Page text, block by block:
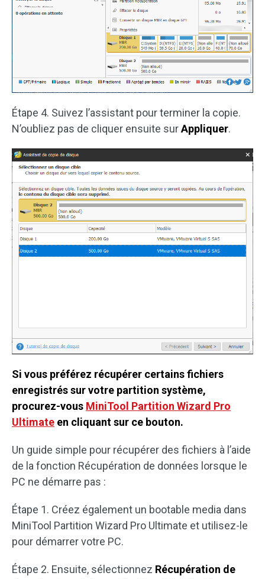
Étape 4. Suivez l’assistant pour terminer la copie.
N’oubliez pas de cliquer ensuite surAppliquer.
Si vous préférez récupérer certains fichiers
enregistrés sur votre partition système,
procurez-vous MiniTool Partition Wizard Pro
Ultimate en cliquant sur ce bouton.
Un guide simple pour récupérer des fichiers à l’aide
de la fonction Récupération de données lorsque le
PC ne démarre pas :
Étape 1. Créez également un bootable media dans
MiniTool Partition Wizard Pro Ultimate et utilisez-le
pour démarrer votre PC.
Étape 2. Ensuite, sélectionnez Récupération de